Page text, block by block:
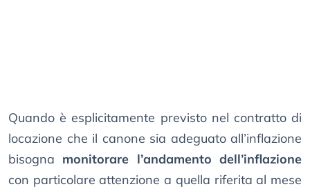
Quando è esplicitamente previsto nel contratto di
locazione che il canone sia adeguato all’inflazione
bisogna monitorare l’andamento dell’inflazione
con particolare attenzione a quella riferita al mese